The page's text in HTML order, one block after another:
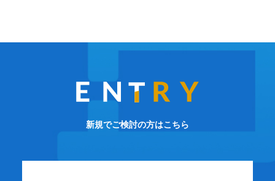
新規でご検討の方はこちら